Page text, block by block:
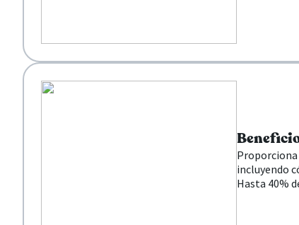
Proporciona
incluyendo
Hasta 40%